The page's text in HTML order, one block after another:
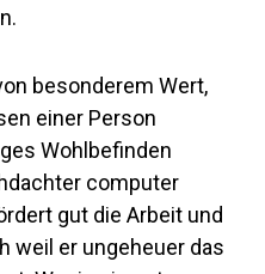
besonderem Wert,
einer Person
Wohlbefinden
computer
gut die Arbeit und
weil er ungeheuer das